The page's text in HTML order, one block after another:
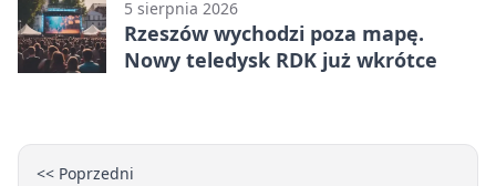
5 sierpnia 2026
Rzeszów wychodzi poza mapę.
Nowy teledysk RDK już wkrótce
<< Poprzedni